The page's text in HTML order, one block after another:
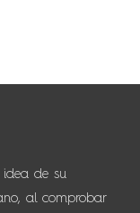
idea de su
al comprobar